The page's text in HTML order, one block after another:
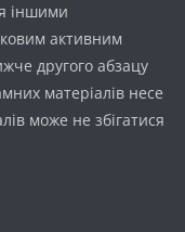
іншими
активним
другого абзацу
матеріалів несе
може не збігатися